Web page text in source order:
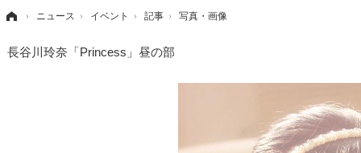
› ニュース › イベント › 記事 › 写真・画像
長谷川玲奈「Princess」昼の部